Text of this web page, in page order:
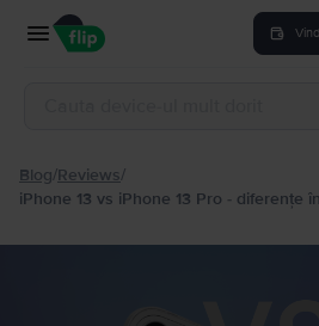
Blog/Reviews/
iPhone 13 vs iPhone 13 Pro - diferențe